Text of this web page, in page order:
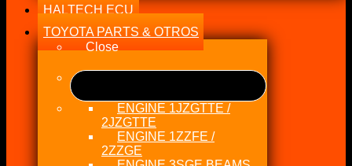
HALTECH ECU
TOYOTA PARTS & OTROS
Close
ENGINE 1JZGTTE /
2JZGTTE
ENGINE 1ZZFE /
2ZZGE